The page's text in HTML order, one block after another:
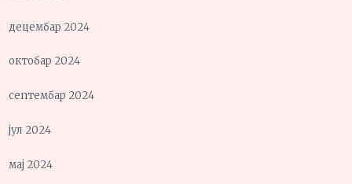
децембар 2024
октобар 2024
септембар 2024
јул 2024
мај 2024